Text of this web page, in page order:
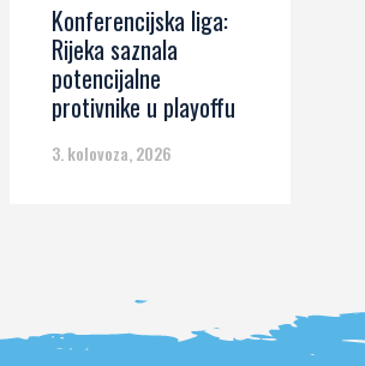
Konferencijska liga:
Rijeka saznala
potencijalne
protivnike u playoffu
3. kolovoza, 2026